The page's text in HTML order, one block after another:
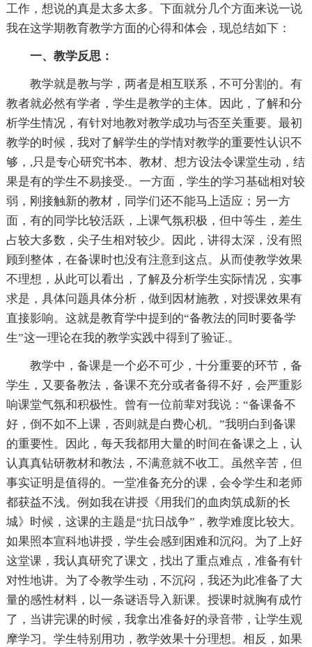
工作，想说的真是太多太多。下面就分几个方面来说一说
我在这学期教育教学方面的心得和体会，现总结如下：
一、教学反思：
教学就是教与学，两者是相互联系，不可分割的。有
教者就必然有学者，学生是教学的主体。因此，了解和分
析学生情况，有针对地教对教学成功与否至关重要。最初
教学的时候，我对了解学生的学情对教学的重要性认识不
够，,只是专心研究书本、教材、想方设法令课堂生动，结
果是有的学生不易接受.。一方面，学生的学习基础相对较
弱，刚接触新的教材，同学们还不能马上适应；另一方
面，有的同学比较活跃，上课气氛积极，但中等生，差生
占较大多数，尖子生相对较少。因此，讲得太深，没有照
顾到整体，在备课时也没有注意到这点。从而使教学效果
不理想，从此可以看出，了解及分析学生实际情况，实事
求是，具体问题具体分析，做到因材施教，对授课效果有
直接影响。这就是教育学中提到的“备教法的同时要备学
生”这一理论在我的教学实践中得到了验证.。
教学中，备课是一个必不可少，十分重要的环节，备
学生，又要备教法，备课不充分或者备得不好，会严重影
响课堂气氛和积极性。曾有一位前辈对我说：“备课备不
好，倒不如不上课，否则就是白费心机。”我明白到备课
的重要性。因此，每天我都用大量的时间在备课之上，认
认真真钻研教材和教法，不满意就不收工。虽然辛苦，但
事实证明是值得的。一堂准备充分的课，会令学生和老师
都获益不浅。例如我在讲授《用我们的血肉筑成新的长
城》时候，这课的主题是“抗日战争”，教学难度比较大。
如果照本宣科地讲授，学生会感到困难和沉闷。为了上好
这堂课，我认真研究了课文，找出了重点难点，准备有针
对性地讲。为了令教学生动，不沉闷，我还为此准备了大
量的感性材料，以一条谜语导入新课。授课时就胸有成竹
了，当讲完课的时候，我拿出准备好的录音带，让学生观
摩学习。学生特别用功，教学效果十分理想。相反，如果